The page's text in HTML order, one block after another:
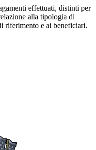
effettuati, distinti per
alla tipologia di
riferimento e ai beneficiari.